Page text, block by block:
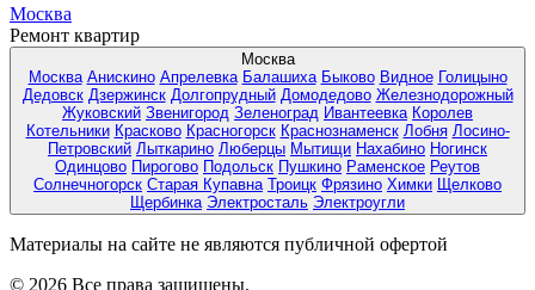
Москва
Ремонт квартир
Москва
Москва Анискино Апрелевка Балашиха Быково Видное Голицыно
Дедовск Дзержинск Долгопрудный Домодедово Железнодорожный
Жуковский Звенигород Зеленоград Ивантеевка Королев
Котельники Красково Красногорск Краснознаменск Лобня Лосино-
Петровский Лыткарино Люберцы Мытищи Нахабино Ногинск
Одинцово Пирогово Подольск Пушкино Раменское Реутов
Солнечногорск Старая Купавна Троицк Фрязино Химки Щелково
Щербинка Электросталь Электроугли
Материалы на сайте не являются публичной офертой
© 2026 Все права защищены.